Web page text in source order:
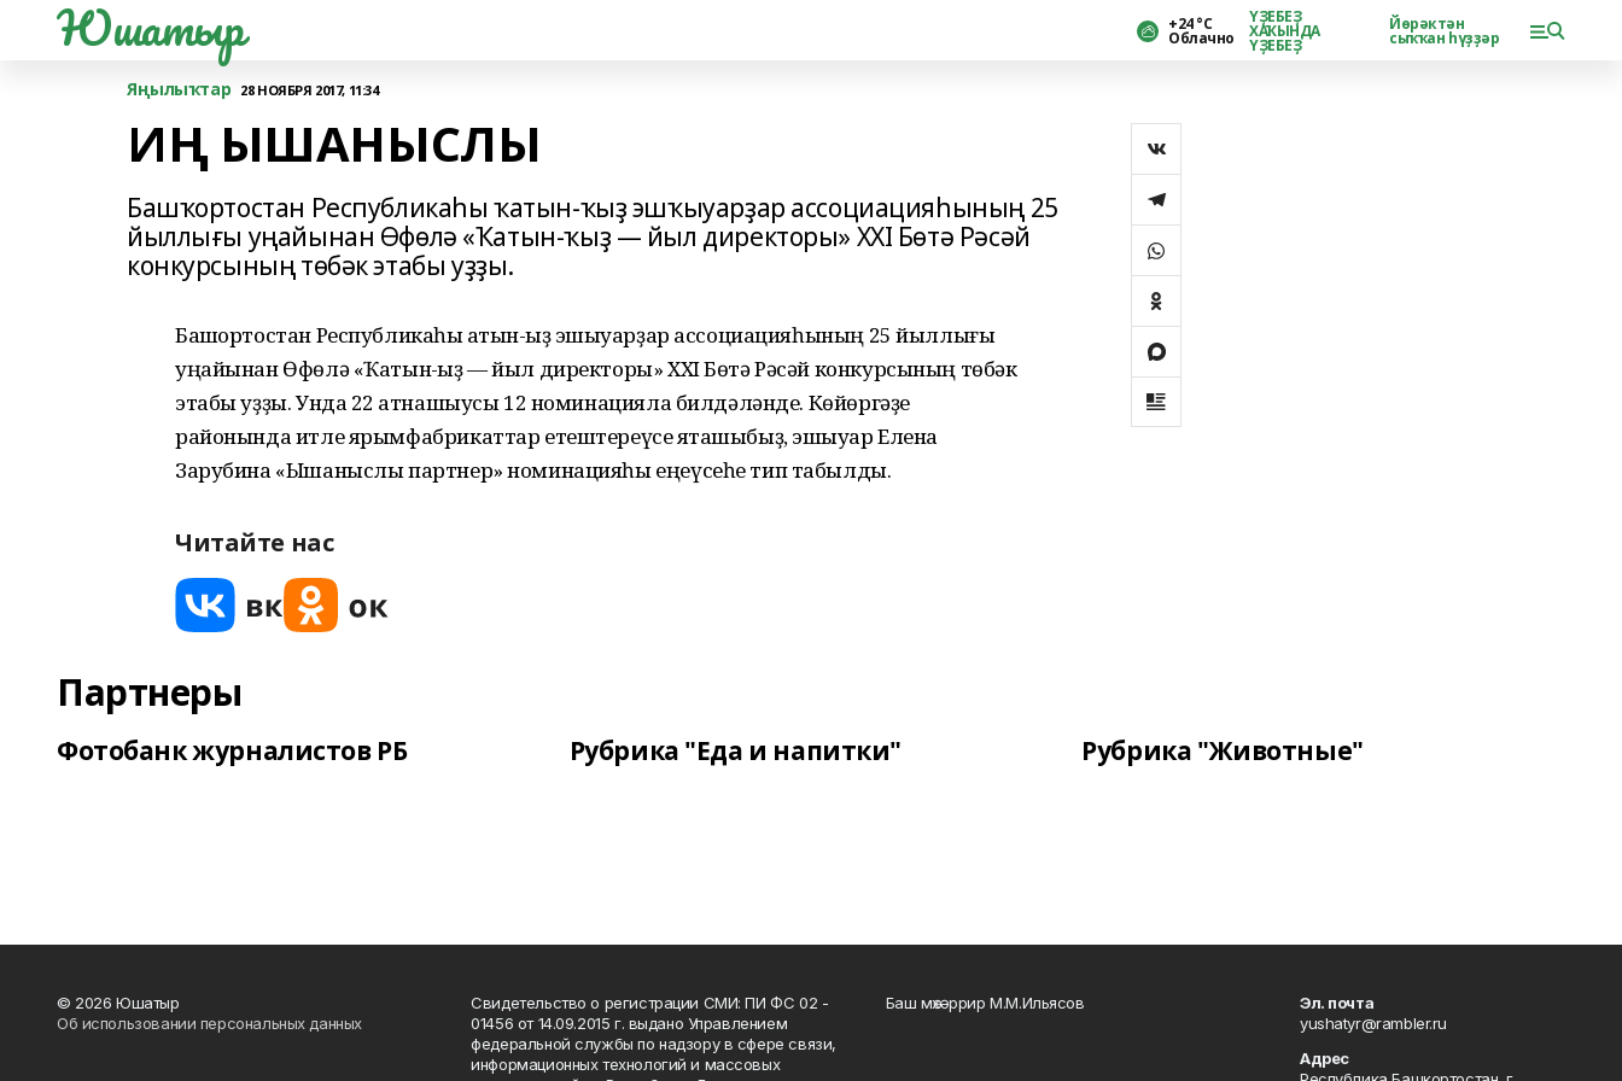
Юшатыр +24 °С
Облачно
ҮҘЕБЕҘ
ХАҠЫНДА
ҮҘЕБЕҘ
Йөрәктән
сыҡҡан һүҙҙәр
Яңылыҡтар 28 НОЯБРЯ 2017, 11:34
ИҢ ЫШАНЫСЛЫ
Башҡортостан Республикаһы ҡатын-ҡыҙ эшҡыуарҙар ассоциацияһының 25
йыллығы уңайынан Өфөлә «Ҡатын-ҡыҙ — йыл директоры» XXI Бөтә Рәсәй
конкурсының төбәк этабы уҙҙы.
Башҡортостан Республикаһы ҡатын-ҡыҙ эшҡыуарҙар ассоциацияһының 25 йыллығы
уңайынан Өфөлә «Ҡатын-ҡыҙ — йыл директоры» XXI Бөтә Рәсәй конкурсының төбәк
этабы уҙҙы. Унда 22 ҡатнашыусы 12 номинацияла билдәләнде. Көйөргәҙе
районында итле ярымфабрикаттар етештереүсе яҡташыбыҙ, эшҡыуар Елена
Зарубина «Ышаныслы партнер» номинацияһы еңеүсеһе тип табылды.
Читайте нас
Партнеры
Фотобанк журналистов РБ Рубрика "Еда и напитки" Рубрика "Животные"
© 2026 Юшатыр
Об использовании персональных данных
Свидетельство о регистрации СМИ: ПИ ФС 02 -
01456 от 14.09.2015 г. выдано Управлением
федеральной службы по надзору в сфере связи,
информационных технологий и массовых
Баш мөхәррир М.М.Ильясов
Эл. почта
yushatyr@rambler.ru
Адрес